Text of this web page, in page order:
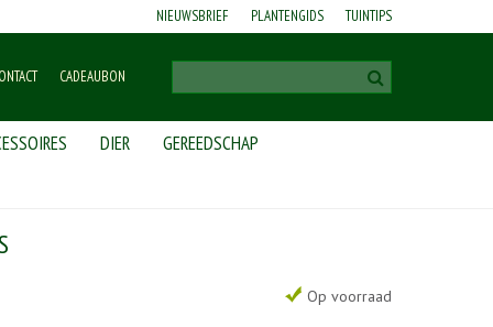
NIEUWSBRIEF PLANTENGIDS TUINTIPS
CADEAUBON
DIER
GEREEDSCHAP
Op voorraad